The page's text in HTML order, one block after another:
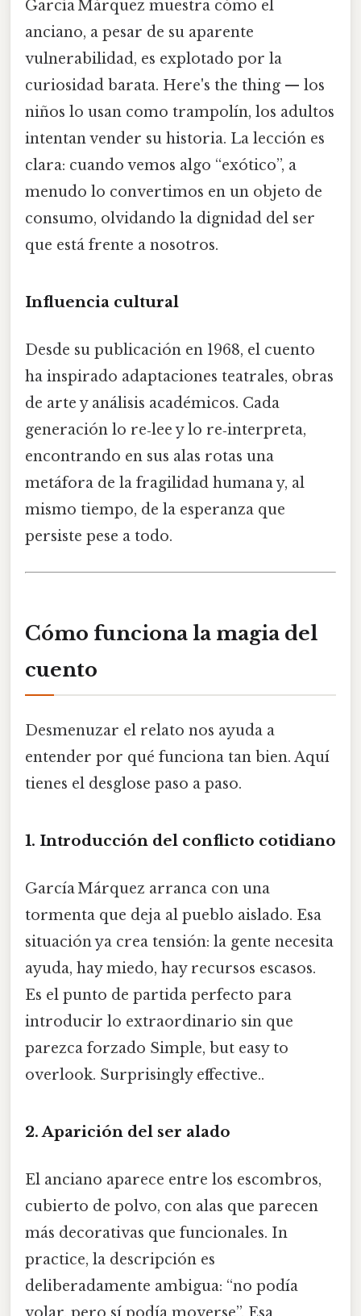
García Márquez muestra cómo el
anciano, a pesar de su aparente
vulnerabilidad, es explotado por la
curiosidad barata. Here's the thing — los
niños lo usan como trampolín, los adultos
intentan vender su historia. La lección es
clara: cuando vemos algo “exótico”, a
menudo lo convertimos en un objeto de
consumo, olvidando la dignidad del ser
que está frente a nosotros.
Influencia cultural
Desde su publicación en 1968, el cuento
ha inspirado adaptaciones teatrales, obras
de arte y análisis académicos. Cada
generación lo re‑lee y lo re‑interpreta,
encontrando en sus alas rotas una
metáfora de la fragilidad humana y, al
mismo tiempo, de la esperanza que
persiste pese a todo.
Cómo funciona la magia del
cuento
Desmenuzar el relato nos ayuda a
entender por qué funciona tan bien. Aquí
tienes el desglose paso a paso.
1. Introducción del conflicto cotidiano
García Márquez arranca con una
tormenta que deja al pueblo aislado. Esa
situación ya crea tensión: la gente necesita
ayuda, hay miedo, hay recursos escasos.
Es el punto de partida perfecto para
introducir lo extraordinario sin que
parezca forzado Simple, but easy to
overlook. Surprisingly effective..
2. Aparición del ser alado
El anciano aparece entre los escombros,
cubierto de polvo, con alas que parecen
más decorativas que funcionales. In
practice, la descripción es
deliberadamente ambigua: “no podía